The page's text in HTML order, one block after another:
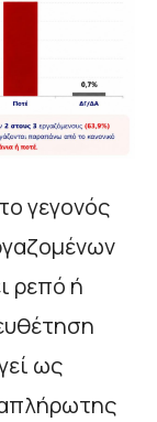
γεγονός
ρεπό ή
ως